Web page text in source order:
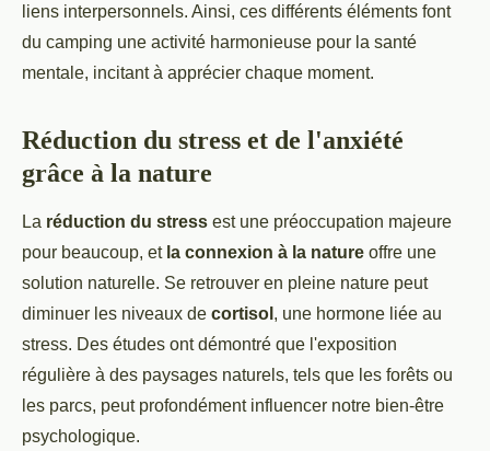
liens interpersonnels. Ainsi, ces différents éléments font
du camping une activité harmonieuse pour la santé
mentale, incitant à apprécier chaque moment.
Réduction du stress et de l'anxiété
grâce à la nature
La réduction du stress est une préoccupation majeure
pour beaucoup, et la connexion à la nature offre une
solution naturelle. Se retrouver en pleine nature peut
diminuer les niveaux de cortisol , une hormone liée au
stress. Des études ont démontré que l'exposition
régulière à des paysages naturels, tels que les forêts ou
les parcs, peut profondément influencer notre bien-être
psychologique.